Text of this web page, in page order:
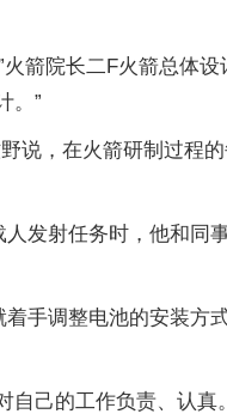
箭院长二F火箭总体
。”
说，在火箭研制过程
发射任务时，他和同
手调整电池的安装方
己的工作负责、认真